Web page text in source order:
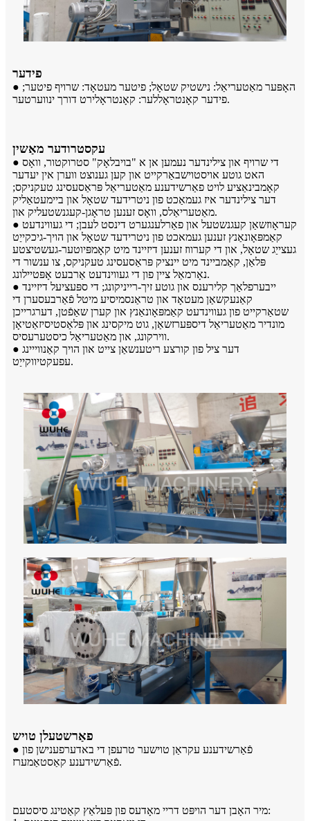
פידער
● האָפּער מאַטעריאַל: נישטיק שטאָל; פיטער מעטאָד: שרויף פיטער;
פידער קאָנטראָללער: קאָנטראָלירט דורך ינווערטער.
עקסטרודער מאַשין
● די שרויף און צילינדער נעמען אן א "בויבלאָק" סטרוקטור, וואָס
האט גוטע אויסטוישבאַרקייט און קען גענוצט ווערן אין יעדער
קאָמבינאַציע לויט פאַרשידענע מאַטעריאַל פּראַסעסינג טעקניקס;
דער צילינדער איז געמאַכט פון ניטרידעד שטאָל און ביימעטאַליק
מאַטעריאַלס, וואָס זענען טראָגן-קעגנשטעליק און.
● קעראָוזשאַן קעגנשטעל און פאַרלענגערט דינסט לעבן; די געווינדעט
קאַמפּאָונאַנץ זענען געמאכט פון ניטרידעד שטאָל און הויך-גיכקייַט
געצייַג שטאָל, און די קערווז זענען דיזיינד מיט קאָמפּיוטער-געשטיצטע
פּלאַן, קאַמביינד מיט יינציק פּראַסעסינג טעקניקס, צו ענשור די
נאָרמאַל ציין פון די געווינדעט אַרבעט אָפּטיילונג.
● ייבערפלאַך קלירענס און גוטע זיך-רייניקונג; די ספּעציעל דיזיינד
קאַנעקשאַן מעטאָד און טראַנסמיסיע מיטל פֿאַרבעסערן די
שטאַרקייט פון געווינדעט קאַמפּאָונאַנץ און קערן שאַפֿטן, דערגרייכן
מונדיר מאַטעריאַל דיספּערזשאַן, גוט מיקסינג און פּלאַסטיסיזאַטיאָן
ווירקונג, און מאַטעריאַל כיסטערעסיס.
● דער ציל פון קורצע ריטענשאַן צייט און הויך קאַנווייינג
עפעקטיווקייַט.
פאַרשטעלן טויש
● פֿאַרשידענע עקראַן טוישער טרעפן די באדערפענישן פון
פֿאַרשידענע קאַסטאַמערז.
מיר האָבן דער הויפּט דריי מאָדעס פון פּעלאַץ קאַטינג סיסטעם: